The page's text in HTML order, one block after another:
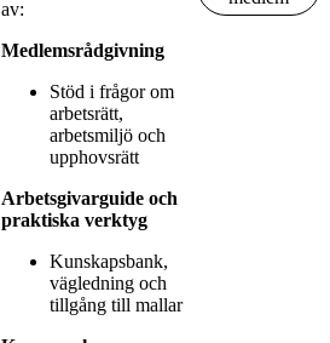
av:
Medlemsrådgivning
Stöd i frågor om
arbetsrätt,
arbetsmiljö och
upphovsrätt
Arbetsgivarguide och
praktiska verktyg
Kunskapsbank,
vägledning och
tillgång till mallar